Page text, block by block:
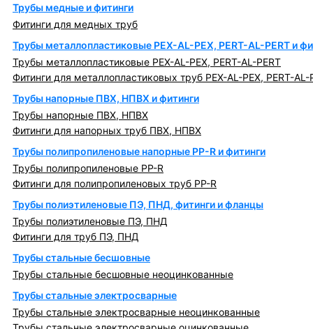
Трубы медные и фитинги
Фитинги для медных труб
Трубы металлопластиковые PEX-AL-PEX, PERT-AL-PERT и
Трубы металлопластиковые PEX-AL-PEX, PERT-AL-PERT
Фитинги для металлопластиковых труб PEX-AL-PEX, PERT-AL-
Трубы напорные ПВХ, НПВХ и фитинги
Трубы напорные ПВХ, НПВХ
Фитинги для напорных труб ПВХ, НПВХ
Трубы полипропиленовые напорные PP-R и фитинги
Трубы полипропиленовые PP-R
Фитинги для полипропиленовых труб PP-R
Трубы полиэтиленовые ПЭ, ПНД, фитинги и фланцы
Трубы полиэтиленовые ПЭ, ПНД
Фитинги для труб ПЭ, ПНД
Трубы стальные бесшовные
Трубы стальные бесшовные неоцинкованные
Трубы стальные электросварные
Трубы стальные электросварные неоцинкованные